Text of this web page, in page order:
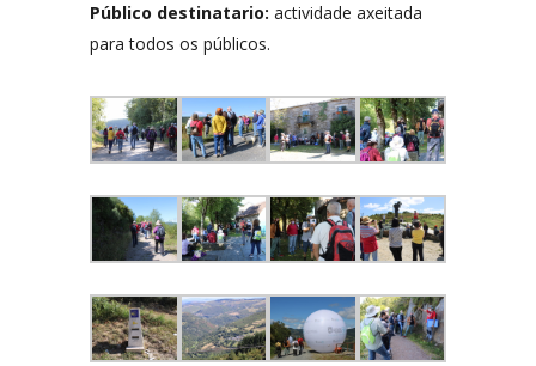
Público destinatario: actividade axeitada
para todos os públicos.